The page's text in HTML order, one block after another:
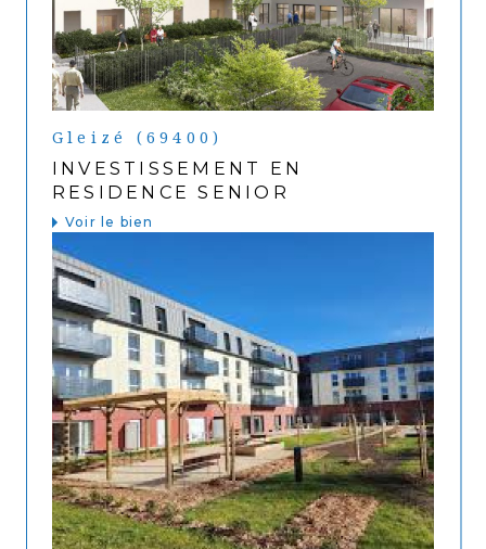
Gleizé (69400)
INVESTISSEMENT EN
RESIDENCE SENIOR
Voir le bien